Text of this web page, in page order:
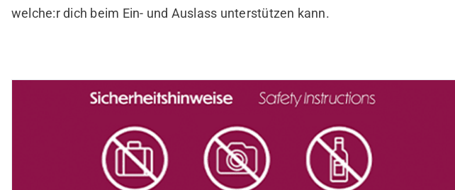
welche:r dich beim Ein- und Auslass unterstützen kann.